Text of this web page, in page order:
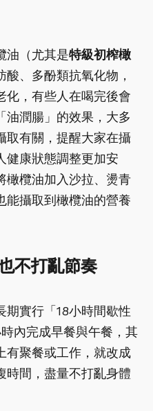
油（尤其是特級初榨橄
酸、多酚類抗氧化物，
化，有些人在喝完後會
油潤腸」的效果，大多
取有關，提醒大家在攝
健康狀態調整更加安
橄欖油加入沙拉、燙青
能攝取到橄欖油的營養
不打亂節奏
期實行「18小時間歇性
內完成早餐與午餐，其
有聚餐或工作，就改成
時間，盡量不打亂身體